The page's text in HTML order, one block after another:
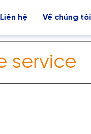
Liên hệ Về chúng tôi
service